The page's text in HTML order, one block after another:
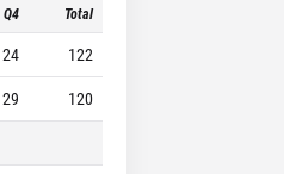
Q4 Total
24
122
29 120